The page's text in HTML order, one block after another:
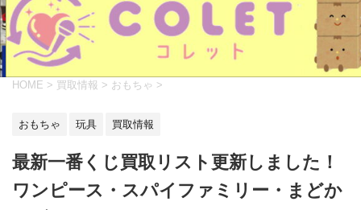
HOME > 買取情報 > おもちゃ >
おもちゃ 玩具 買取情報
最新一番くじ買取リスト更新しました！
ワンピース・スパイファミリー・まどか